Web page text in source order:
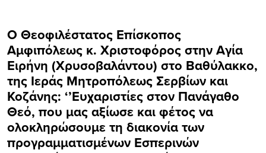
Ο Θεοφιλέστατος Επίσκοπος
Αμφιπόλεως κ. Χριστοφόρος στην Αγία
Ειρήνη (Χρυσοβαλάντου) στο Βαθύλακκο,
της Ιεράς Μητροπόλεως Σερβίων και
Κοζάνης: ‘’Ευχαριστίες στον Πανάγαθο
Θεό, που μας αξίωσε και φέτος να
ολοκληρώσουμε τη διακονία των
προγραμματισμένων Εσπερινών